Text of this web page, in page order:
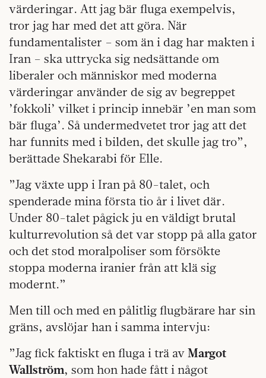
värderingar. Att jag bär fluga exempelvis,
tror jag har med det att göra. När
fundamentalister – som än i dag har makten i
Iran – ska uttrycka sig nedsättande om
liberaler och människor med moderna
värderingar använder de sig av begreppet
’fokkoli’ vilket i princip innebär ’en man som
bär fluga’. Så undermedvetet tror jag att det
har funnits med i bilden, det skulle jag tro”,
berättade Shekarabi för Elle.
”Jag växte upp i Iran på 80-talet, och
spenderade mina första tio år i livet där.
Under 80-talet pågick ju en väldigt brutal
kulturrevolution så det var stopp på alla gator
och det stod moralpoliser som försökte
stoppa moderna iranier från att klä sig
modernt.”
Men till och med en pålitlig flugbärare har sin
gräns, avslöjar han i samma intervju:
”Jag fick faktiskt en fluga i trä av Margot
Wallström, som hon hade fått i något